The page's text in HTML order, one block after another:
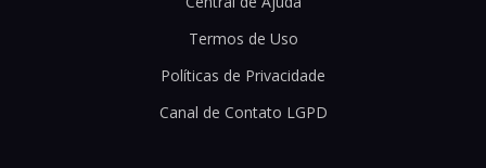
Termos de Uso
Políticas de Privacidade
Canal de Contato LGPD